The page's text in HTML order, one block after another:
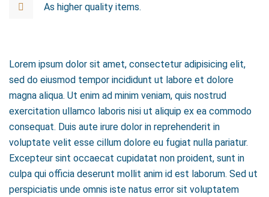
As higher quality items.
Lorem ipsum dolor sit amet, consectetur adipisicing elit,
sed do eiusmod tempor incididunt ut labore et dolore
magna aliqua. Ut enim ad minim veniam, quis nostrud
exercitation ullamco laboris nisi ut aliquip ex ea commodo
consequat. Duis aute irure dolor in reprehenderit in
voluptate velit esse cillum dolore eu fugiat nulla pariatur.
Excepteur sint occaecat cupidatat non proident, sunt in
culpa qui officia deserunt mollit anim id est laborum. Sed ut
perspiciatis unde omnis iste natus error sit voluptatem